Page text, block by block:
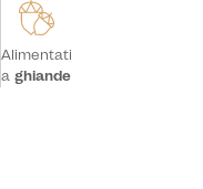
Alimentati
a ghiande